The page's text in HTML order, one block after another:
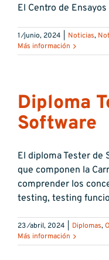
El Centro de
1 ⁄junio, 2024 Noticias,
Más información
Diploma
Software
El diploma Tester de
que componen la
comprender los
testing, testing
23 ⁄abril, 2024 Diplomas,
Más información